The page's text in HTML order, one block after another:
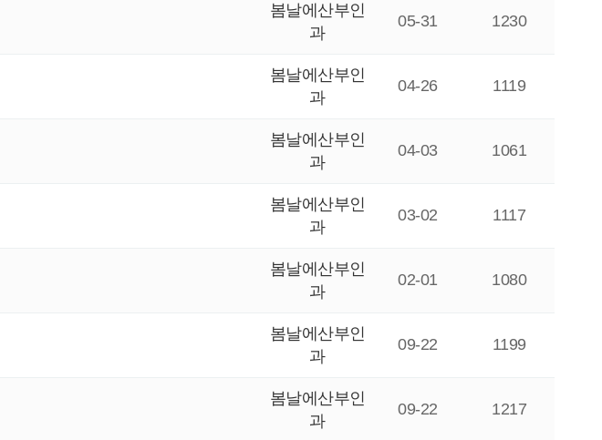
봄날에산부인
과
05-31 1230
봄날에산부인
과
04-26 1119
봄날에산부인
과
04-03 1061
봄날에산부인
과
03-02 1117
봄날에산부인
과
02-01 1080
봄날에산부인
과
09-22 1199
봄날에산부인
과
09-22 1217